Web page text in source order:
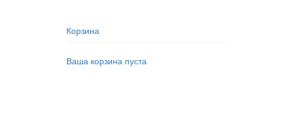
Корзина
Ваша корзина пуста